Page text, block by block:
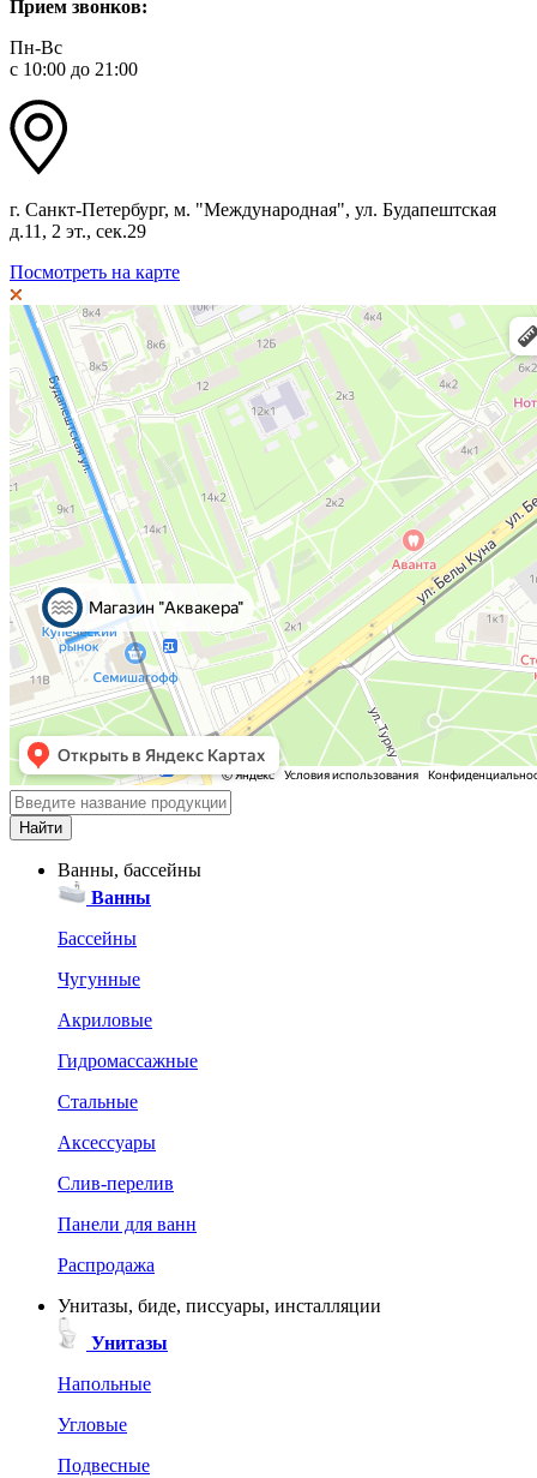
Прием звонков:
Пн-Вс
с 10:00 до 21:00
г. Санкт-Петербург, м. "Международная", ул. Будапештская
д.11, 2 эт., сек.29
Посмотреть на карте
Ванны, бассейны
Ванны
Бассейны
Чугунные
Акриловые
Гидромассажные
Стальные
Аксессуары
Слив-перелив
Панели для ванн
Распродажа
Унитазы, биде, писсуары, инсталляции
Унитазы
Напольные
Угловые
Подвесные